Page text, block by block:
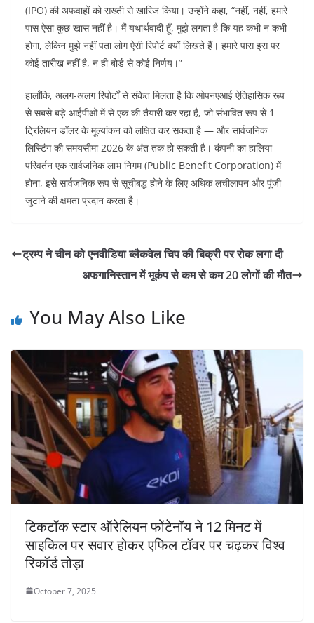
(IPO) की अफवाहों को सख्ती से खारिज किया। उन्होंने कहा, “नहीं, नहीं, हमारे
पास ऐसा कुछ खास नहीं है। मैं यथार्थवादी हूँ, मुझे लगता है कि यह कभी न कभी
होगा, लेकिन मुझे नहीं पता लोग ऐसी रिपोर्ट क्यों लिखते हैं। हमारे पास इस पर
कोई तारीख नहीं है, न ही बोर्ड से कोई निर्णय।”
हालाँकि, अलग-अलग रिपोर्टों से संकेत मिलता है कि ओपनएआई ऐतिहासिक रूप
से सबसे बड़े आईपीओ में से एक की तैयारी कर रहा है, जो संभावित रूप से 1
ट्रिलियन डॉलर के मूल्यांकन को लक्षित कर सकता है — और सार्वजनिक
लिस्टिंग की समयसीमा 2026 के अंत तक हो सकती है। कंपनी का हालिया
परिवर्तन एक सार्वजनिक लाभ निगम (Public Benefit Corporation) में
होना, इसे सार्वजनिक रूप से सूचीबद्ध होने के लिए अधिक लचीलापन और पूंजी
जुटाने की क्षमता प्रदान करता है।
ट्रम्प ने चीन को एनवीडिया ब्लैकवेल चिप की बिक्री पर रोक लगा दी
अफगानिस्तान में भूकंप से कम से कम 20 लोगों की मौत
You May Also Like
टिकटॉक स्टार ऑरेलियन फोंटेनॉय ने 12 मिनट में
साइकिल पर सवार होकर एफिल टॉवर पर चढ़कर विश्व
रिकॉर्ड तोड़ा
October 7, 2025